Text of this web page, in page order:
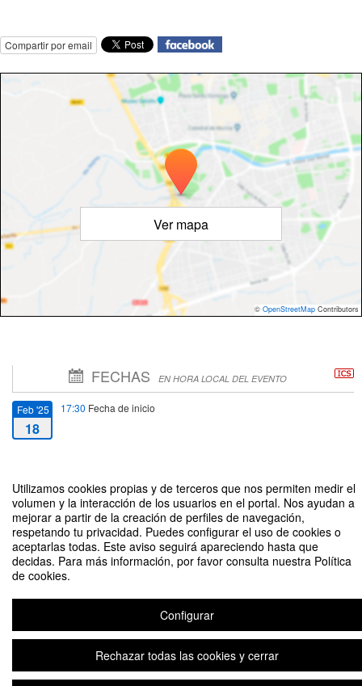
Utilizamos cookies propias y de terceros que nos permiten medir el
volumen y la interacción de los usuarios en el portal. Nos ayudan a
mejorar a partir de la creación de perfiles de navegación,
respetando tu privacidad. Puedes configurar el uso de cookies o
aceptarlas todas. Este aviso seguirá apareciendo hasta que
decidas. Para más información, por favor consulta nuestra Política
de cookies.
Configurar
Rechazar todas las cookies y cerrar
Compartir por email
Ver mapa
© OpenStreetMap Contributors
FECHAS EN HORA LOCAL DEL EVENTO
Feb '25
18
17:30 Fecha de inicio
21
I Jornadas de Justicia Juvenil: Posibilidades de la justicia restaurativa en el
Aviso legal|Contacto
Plataforma de organización de eventos Symposium
Copyright © 2026